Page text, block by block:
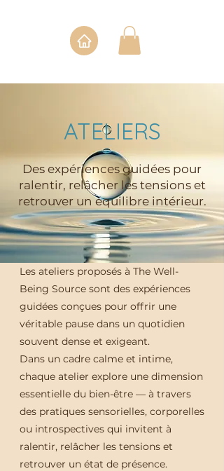
ATELIERS
Des expériences guidées pour
ralentir, relâcher les tensions et
retrouver un équilibre intérieur.
Les ateliers proposés à The Well-
Being Source sont des expériences
guidées conçues pour offrir une
véritable pause dans un quotidien
souvent dense et exigeant.
Dans un cadre calme et intime,
chaque atelier explore une dimension
essentielle du bien-être — à travers
des pratiques sensorielles, corporelles
ou introspectives qui invitent à
ralentir, relâcher les tensions et
retrouver un état de présence.